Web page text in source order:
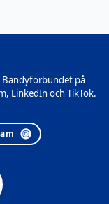
Bandyförbundet på
LinkedIn och TikTok.